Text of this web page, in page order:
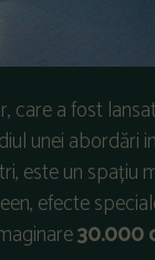
care a fost
unei abordări
este un spațiu
efecte
30.000